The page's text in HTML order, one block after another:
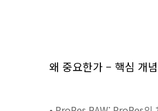
왜 중요한가 – 핵심 개